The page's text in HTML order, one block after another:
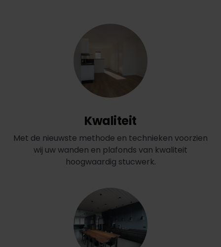
Kwaliteit
Met de nieuwste methode en technieken voorzien
wij uw wanden en plafonds van kwaliteit
hoogwaardig stucwerk.